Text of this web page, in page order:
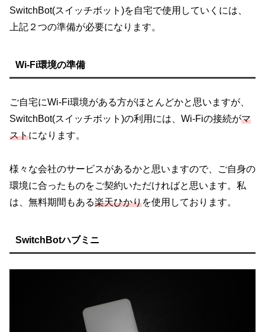
SwitchBot(スイッチボット)を自宅で使用していくには、
上記２つの準備が必要になります。
Wi-Fi環境の準備
ご自宅にWi-Fi環境がある方がほとんどかと思いますが、
SwitchBot(スイッチボット)の利用には、Wi-Fiの接続がマ
ストになります。
様々な会社のサービスがあるかと思いますので、ご自身の
環境に合ったものをご契約いただければと思います。私
は、無料期間もある楽天ひかりを使用しております。
SwitchBotハブミニ